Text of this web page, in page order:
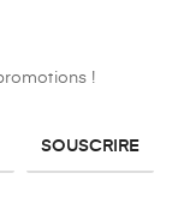
!
SOUSCRIRE